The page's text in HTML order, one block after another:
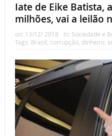
Iate de Eike Batista,
milhões, vai a leilão
on: 13/12/ 2018 In: Sociedade e
Tags: Brasil, corrupção, dinheiro,